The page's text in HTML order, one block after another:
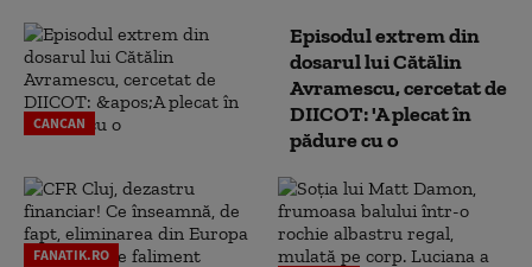
CANCAN
Episodul extrem din
dosarul lui Cătălin
Avramescu, cercetat de
DIICOT: 'A plecat în
pădure cu o
FANATIK.RO